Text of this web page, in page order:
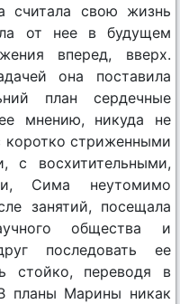
считала свою жизнь
от нее в будущем
вперед, вверх.
она поставила
план сердечные
мнению, никуда не
коротко стриженными
с восхитительными,
Сима неутомимо
занятий, посещала
общества и
последовать ее
стойко, переводя в
планы Марины никак